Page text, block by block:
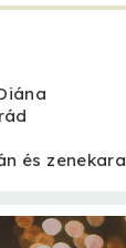
és zenekara